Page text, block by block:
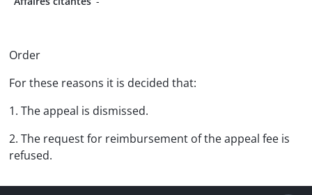
Order
For these reasons it is decided that:
1. The appeal is dismissed.
2. The request for reimbursement of the appeal fee is
refused.